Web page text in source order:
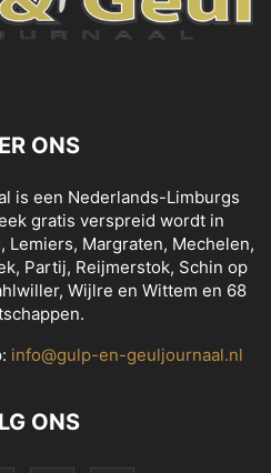
ONS
is een Nederlands-Limburgs
gratis verspreid wordt in
Lemiers, Margraten, Mechelen,
Partij, Reijmerstok, Schin op
Wijlre en Wittem en 68
info@gulp-en-geuljournaal.nl
ONS